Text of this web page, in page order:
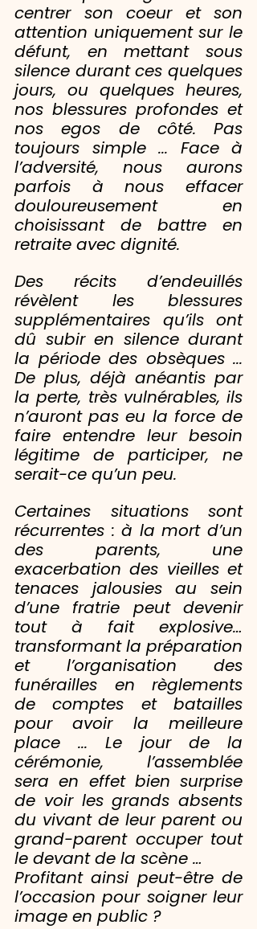
centrer son coeur et son
attention uniquement sur le
défunt, en mettant sous
silence durant ces quelques
jours, ou quelques heures,
nos blessures profondes et
nos egos de côté. Pas
toujours simple ... Face à
l’adversité, nous aurons
parfois à nous effacer
douloureusement en
choisissant de battre en
retraite avec dignité.
Des récits d’endeuillés
révèlent les blessures
supplémentaires qu’ils ont
dû subir en silence durant
la période des obsèques ...
De plus, déjà anéantis par
la perte, très vulnérables, ils
n’auront pas eu la force de
faire entendre leur besoin
légitime de participer, ne
serait-ce qu’un peu.
Certaines situations sont
récurrentes : à la mort d’un
des parents, une
exacerbation des vieilles et
tenaces jalousies au sein
d’une fratrie peut devenir
tout à fait explosive…
transformant la préparation
et l’organisation des
funérailles en règlements
de comptes et batailles
pour avoir la meilleure
place ... Le jour de la
cérémonie, l’assemblée
sera en effet bien surprise
de voir les grands absents
du vivant de leur parent ou
grand-parent occuper tout
le devant de la scène …
Profitant ainsi peut-être de
l’occasion pour soigner leur
image en public ?